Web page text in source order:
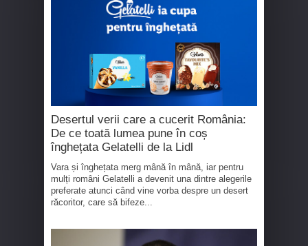
Desertul verii care a cucerit România:
De ce toată lumea pune în coș
înghețata Gelatelli de la Lidl
Vara și înghețata merg mână în mână, iar pentru
mulți români Gelatelli a devenit una dintre alegerile
preferate atunci când vine vorba despre un desert
răcoritor, care să bifeze...